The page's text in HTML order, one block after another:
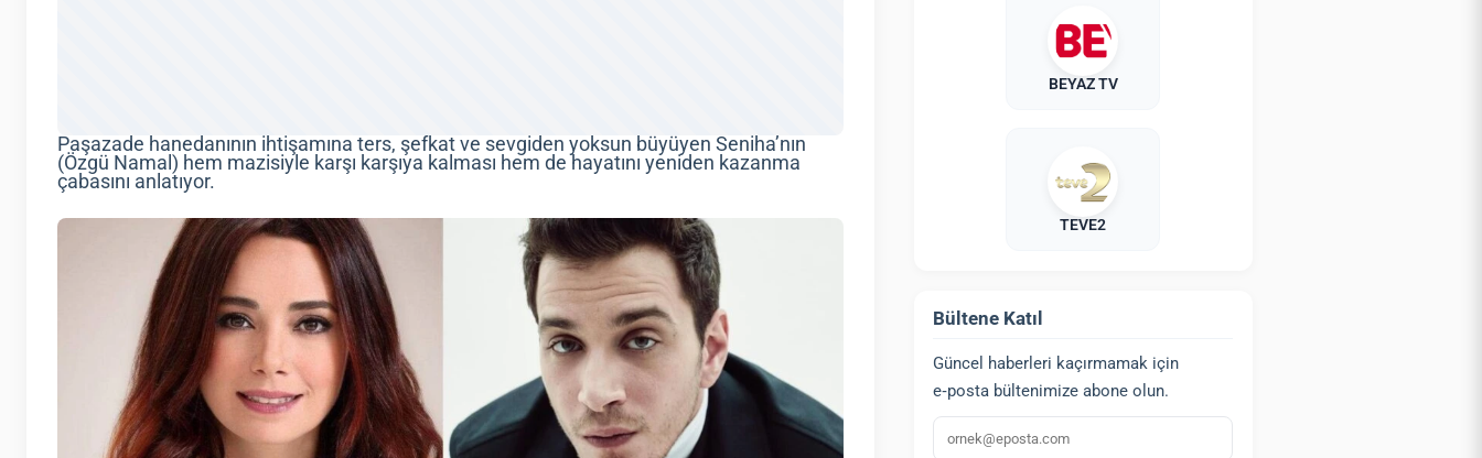
Paşazade hanedanının ihtişamına ters, şefkat ve sevgiden yoksun büyüyen Seniha’nın
(Özgü Namal) hem mazisiyle karşı karşıya kalması hem de hayatını yeniden kazanma
çabasını anlatıyor.
BEYAZ TV
TEVE2
Bültene Katıl
Güncel haberleri kaçırmamak için
e‑posta bültenimize abone olun.
E‑posta